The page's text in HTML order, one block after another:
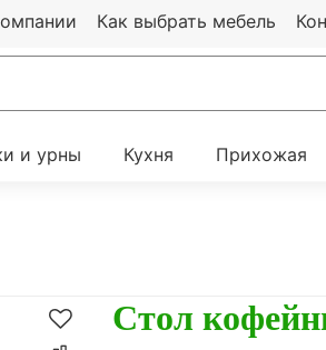
Как выбрать мебель
и урны Кухня Прихожая
Стол